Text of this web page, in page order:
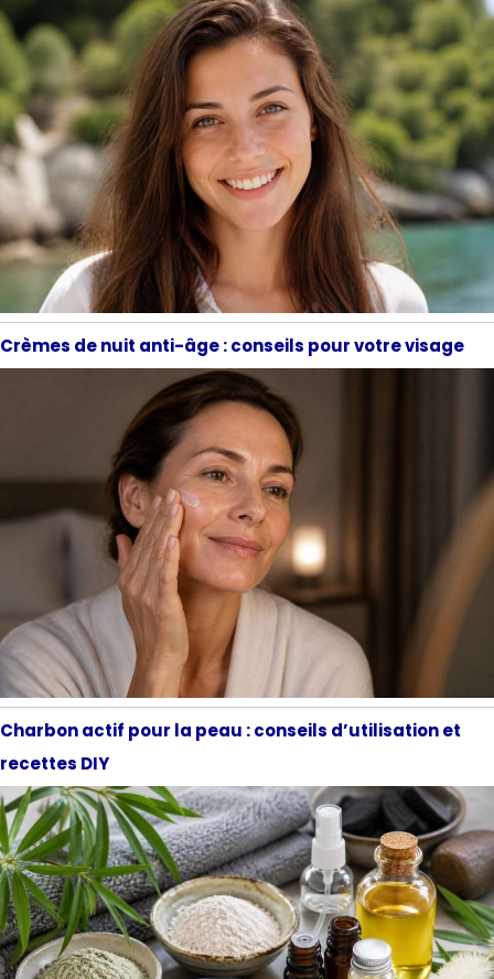
Crèmes de nuit anti-âge : conseils pour votre visage
Charbon actif pour la peau : conseils d’utilisation et
recettes DIY